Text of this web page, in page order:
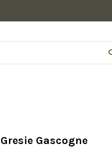
Gresie Gascogne